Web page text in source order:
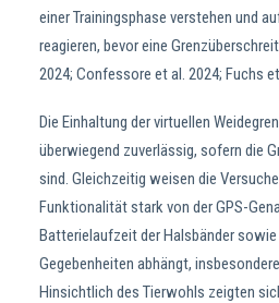
einer Trainingsphase verstehen und
reagieren, bevor eine
2024; Confessore et al. 2024; Fuchs
Die Einhaltung der virtuellen
überwiegend zuverlässig, sofern die
sind. Gleichzeitig weisen die
Funktionalität stark von der GPS-
Batterielaufzeit der Halsbänder
Gegebenheiten abhängt,
Hinsichtlich des Tierwohls zeigten